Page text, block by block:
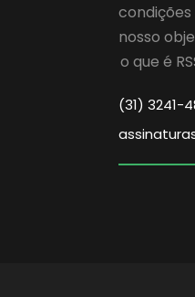
condições
nosso
o que é
(31) 3241-